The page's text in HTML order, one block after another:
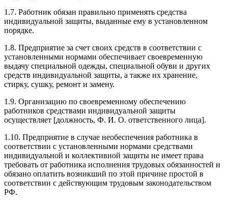
1.7. Работник обязан правильно применять средства
индивидуальной защиты, выданные ему в установленном
порядке.
1.8. Предприятие за счет своих средств в соответствии с
установленными нормами обеспечивает своевременную
выдачу специальной одежды, специальной обуви и других
средств индивидуальной защиты, а также их хранение,
стирку, сушку, ремонт и замену.
1.9. Организацию по своевременному обеспечению
работников средствами индивидуальной защиты
осуществляет [должность, Ф. И. О. ответственного лица].
1.10. Предприятие в случае необеспечения работника в
соответствии с установленными нормами средствами
индивидуальной и коллективной защиты не имеет права
требовать от работника исполнения трудовых обязанностей и
обязано оплатить возникший по этой причине простой в
соответствии с действующим трудовым законодательством
РФ.